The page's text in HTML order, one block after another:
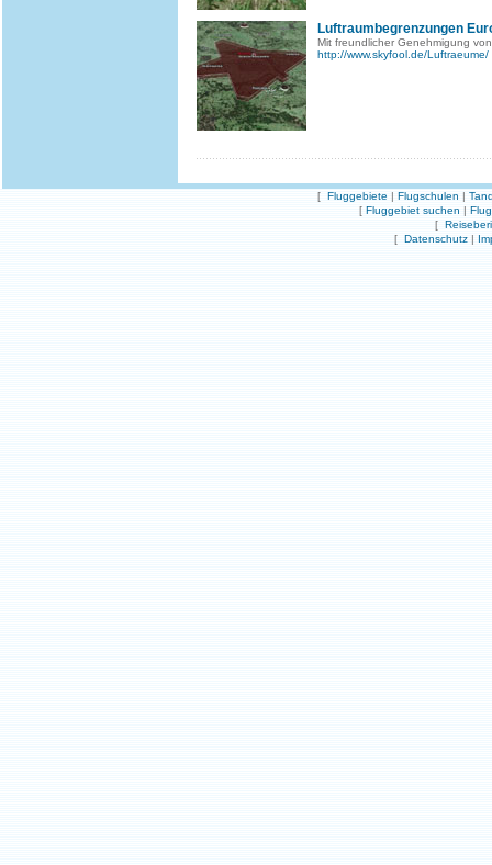
Luftraumbegrenzungen
Mit freundlicher Genehmigung
http://www.skyfool.de/Luftraeume/
[ Fluggebiete | Flugschulen |
[ Fluggebiet suchen |
[
[ Datenschutz |